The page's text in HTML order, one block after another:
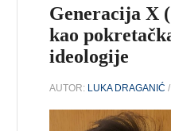
Generacija X
kao
ideologije
AUTOR: LUKA DRAGANIĆ